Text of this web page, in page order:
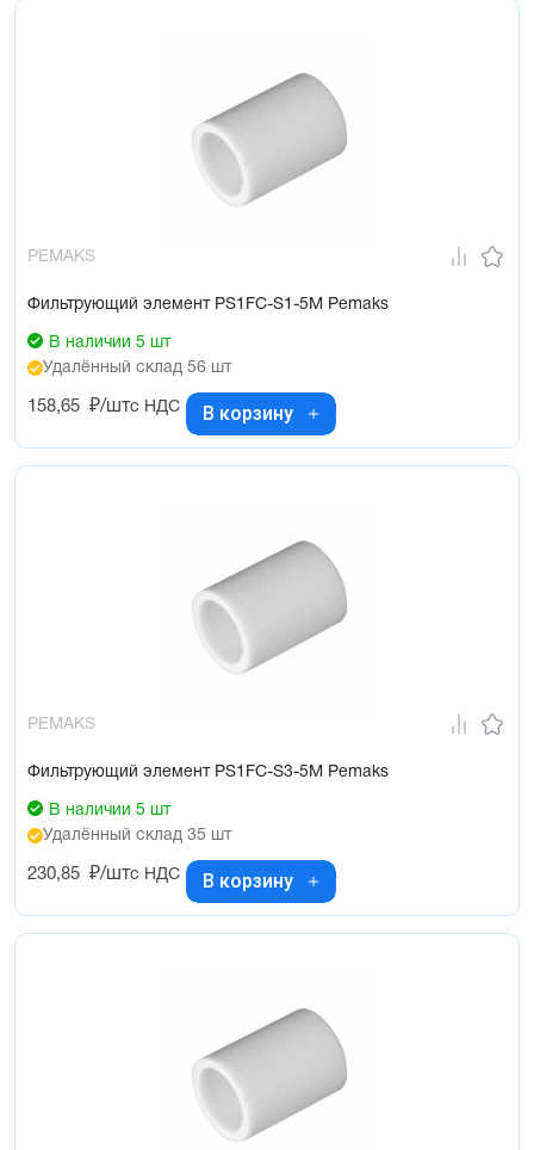
PEMAKS
Фильтрующий элемент PS1FC-S1-5M Pemaks
В наличии 5 шт
Удалённый склад 56 шт
158,65 ₽/штс НДС В корзину
PEMAKS
Фильтрующий элемент PS1FC-S3-5M Pemaks
В наличии 5 шт
Удалённый склад 35 шт
230,85 ₽/штс НДС В корзину